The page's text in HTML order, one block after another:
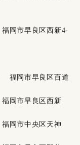
福岡市早良区西新4-
福岡市早良区百道
福岡市早良区西新
福岡市中央区天神